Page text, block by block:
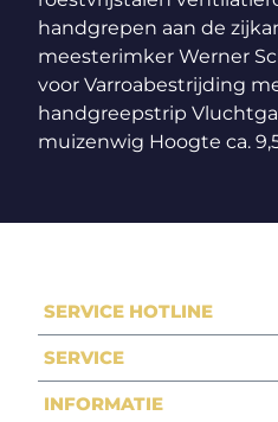
handgrepen aan de
meesterimker Werner
voor Varroabestrijding
handgreepstrip
muizenwig Hoogte ca.
SERVICE HOTLINE
SERVICE
INFORMATIE